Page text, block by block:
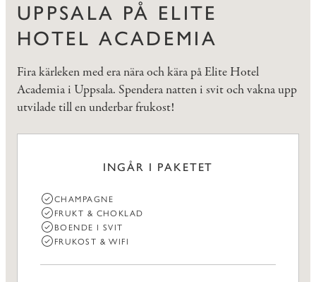
UPPSALA PÅ ELITE
HOTEL ACADEMIA
Fira kärleken med era nära och kära på Elite Hotel
Academia i Uppsala. Spendera natten i svit och vakna upp
utvilade till en underbar frukost!
INGÅR I PAKETET
CHAMPAGNE
FRUKT & CHOKLAD
BOENDE I SVIT
FRUKOST & WIFI